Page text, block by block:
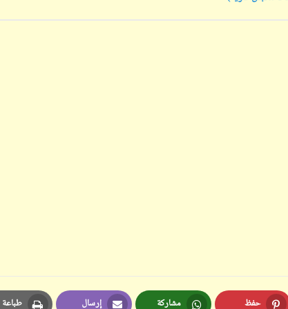
حفظ مشاركة إرسال طباعة